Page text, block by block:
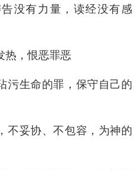
没有力量，读经没有感
热，恨恶罪恶
污生命的罪，保守自己的
不妥协、不包容，为神的